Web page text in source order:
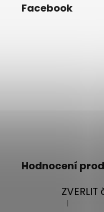
Facebook
Hodnocení
Hodnocení
|